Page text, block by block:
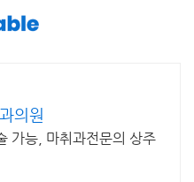
의원
가능, 마취과전문의 상주